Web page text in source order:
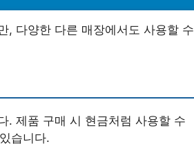
, 다양한 다른 매장에서도 사용할 수
. 제품 구매 시 현금처럼 사용할 수
습니다.